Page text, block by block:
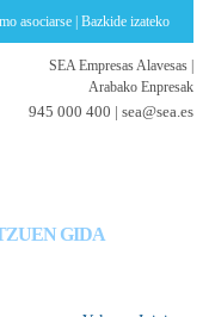
asociarse | Bazkide izateko
SEA Empresas Alavesas
Arabako Enpresak
945 000 400 | sea@sea.es
GIDA